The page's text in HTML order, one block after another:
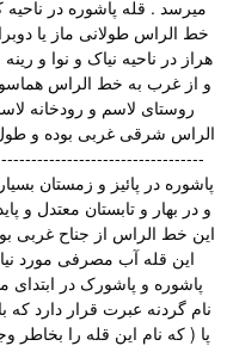
میرسد . قله پاشوره در
خط الراس طولانی ماز یا
هراز در ناحیه نیاک و نوا و
و از غرب به خط الراس
روستای لاسم و رودخانه
پاشوره در پائیز و زمستان
و در بهار و تابستان معتدل و
این خط الراس از جناح غربی
این قله آب مصرفی مورد
پاشوره و پاشورک در
نام گردنه عبرت قرار دارد
پا ( که نام این قله را بخاطر